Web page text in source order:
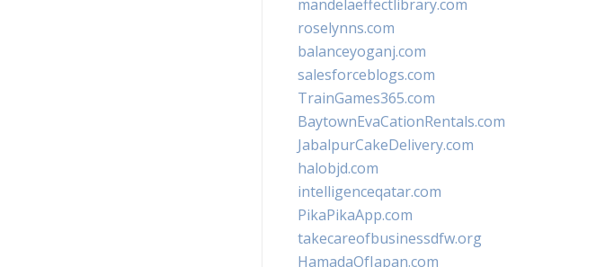
mandelaeffectlibrary.com
roselynns.com
balanceyoganj.com
salesforceblogs.com
TrainGames365.com
BaytownEvaCationRentals.com
JabalpurCakeDelivery.com
halobjd.com
intelligenceqatar.com
PikaPikaApp.com
takecareofbusinessdfw.org
HamadaOfJapan.com